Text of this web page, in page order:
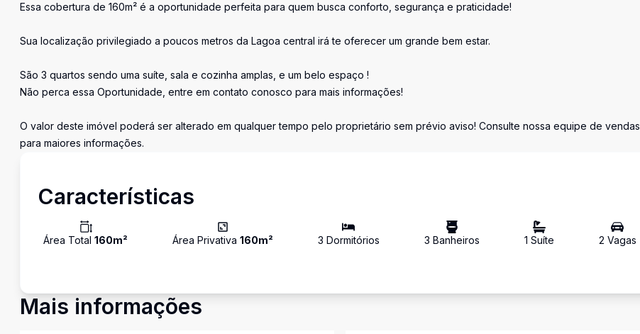
Essa cobertura de 160m² é a oportunidade perfeita para quem busca conforto, segurança e praticidade!
Sua localização privilegiado a poucos metros da Lagoa central irá te oferecer um grande bem estar.
São 3 quartos sendo uma suíte, sala e cozinha amplas, e um belo espaço !
Não perca essa Oportunidade, entre em contato conosco para mais informações!
O valor deste imóvel poderá ser alterado em qualquer tempo pelo proprietário sem prévio aviso! Consulte nossa equipe de vendas
para maiores informações.
Características
Área Total 160m² Área Privativa 160m² 3 Dormitórios 3 Banheiros 1 Suíte 2 Vagas
Mais informações